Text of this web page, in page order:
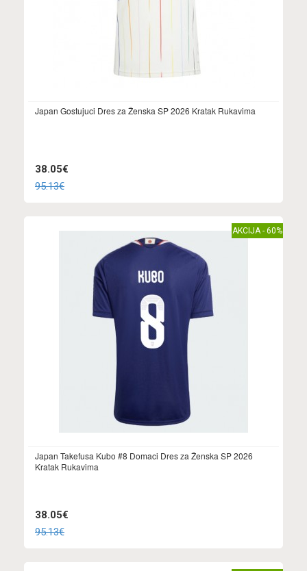
Japan Gostujuci Dres za Ženska SP 2026 Kratak Rukavima
38.05€
95.13€
AKCIJA - 60%
Japan Takefusa Kubo #8 Domaci Dres za Ženska SP 2026
Kratak Rukavima
38.05€
95.13€